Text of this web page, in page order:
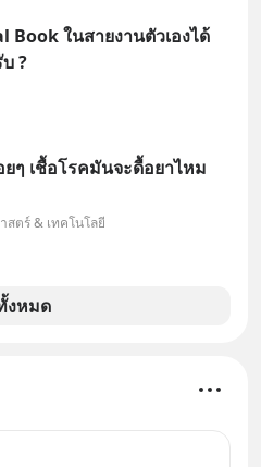
ในสายงานตัวเองได้
?
ๆ เชื้อโรคมันจะดื้อยาไหม
สตร์ & เทคโนโลยี
งหมด